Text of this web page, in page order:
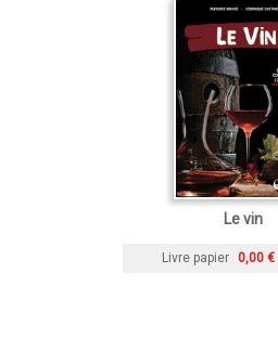
Le vin
Livre papier 0,00 €